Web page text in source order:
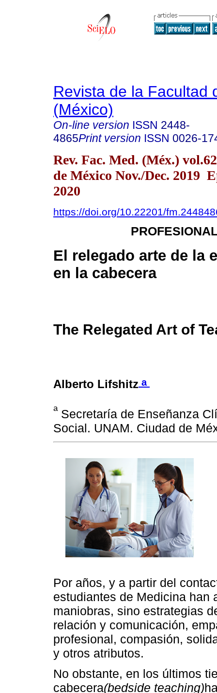
Revista de la Facultad
(México)
On-line version ISSN 2448-
4865Print version ISSN 0026-
Rev. Fac. Med. (Méx.)
de México Nov./Dec. 2019
2020
https://doi.org/10.22201/
El relegado arte de la
en la cabecera
The Relegated Art of
Alberto Lifshitz a
aSecretaría de Enseñanza
Social. UNAM. Ciudad de
Por años, y a partir del
estudiantes de Medicina han
maniobras, sino estrategias
relación y comunicación,
profesional, compasión,
y otros atributos.
No obstante, en los últimos
cabecera(bedside teaching)